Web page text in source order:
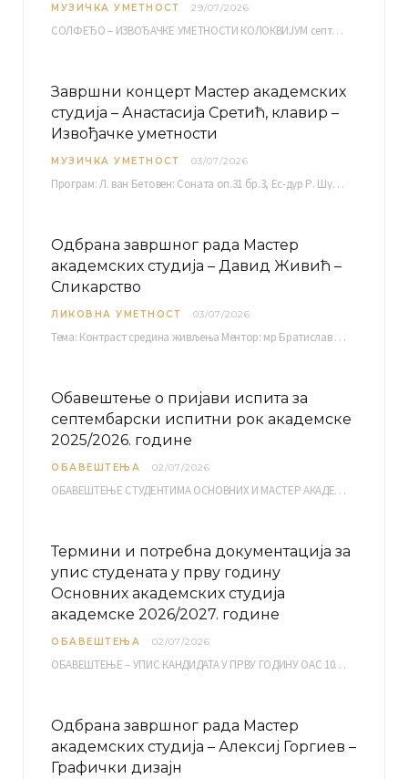
МУЗИЧКА УМЕТНОСТ 29/07/2026
СОЛФЕЂО – ИЗВОЂАЧКЕ УМЕТНОСТИ КОЛОКВИЈУМ септембарски испитни рок четвртак, 03.09.2026. уч. бр. 12 ПИСМЕНИ…
Завршни концерт Мастер академских
студија – Анастасија Сретић, клавир –
Извођачке уметности
МУЗИЧКА УМЕТНОСТ 03/07/2026
Програм: Л. ван Бетовен: Соната оп.31 бр.3, Ес-дур Р. Шуман: Бечки карневал оп.26 К. Дебиси:…
Одбрана завршног рада Мастер
академских студија – Давид Живић –
Сликарство
ЛИКОВНА УМЕТНОСТ 03/07/2026
Тема: Контраст средина живљења Ментор: мр Братислав Башић, редовни професор Среда, 08.07.2026. у…
Обавештење о пријави испита за
септембарски испитни рок академске
2025/2026. године
ОБАВЕШТЕЊА 02/07/2026
ОБАВЕШТЕЊЕ СТУДЕНТИМА ОСНОВНИХ И МАСТЕР АКАДЕМСКИХ СТУДИЈА ЕЛЕКТРОНСКА ПРИЈАВА ИСПИТА за септембарски испитни рок за…
Термини и потребна документација за
упис студената у прву годину
Основних академских студија
академске 2026/2027. године
ОБАВЕШТЕЊА 02/07/2026
ОБАВЕШТЕЊЕ – УПИС КАНДИДАТА У ПРВУ ГОДИНУ ОАС 10, 13, 14, 15. и…
Одбрана завршног рада Мастер
академских студија – Алексиј Горгиев –
Графички дизајн